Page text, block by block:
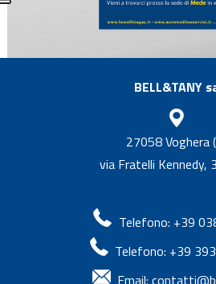
BELL&TANY
27058 Voghera
via Fratelli Kennedy,
Telefono: +39
Telefono: +39
Email: